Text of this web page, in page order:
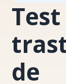
Empresas
Preguntas
Blog
de